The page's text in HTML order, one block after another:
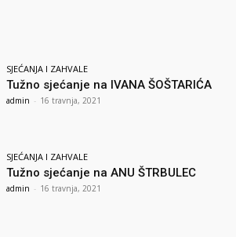
SJEĆANJA I ZAHVALE
Tužno sjećanje na IVANA ŠOŠTARIĆA
admin - 16 travnja, 2021
SJEĆANJA I ZAHVALE
Tužno sjećanje na ANU ŠTRBULEC
admin - 16 travnja, 2021